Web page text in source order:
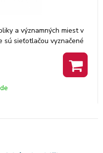
a významných miest v
sú sieťotlačou vyznačené
názvy vyznačených miest.
prehľad vybraných
republiku. rozmer: 122